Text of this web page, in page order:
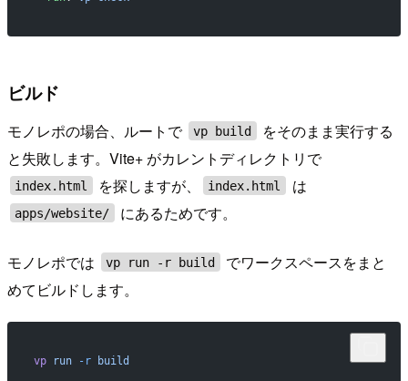
ビルド
モノレポの場合、ルートで vp build
をそのまま実行する
と失敗します。Vite+ がカレントディレクトリで
index.html を探しますが、 index.html は
apps/website/ にあるためです。
モノレポでは vp run -r build
でワークスペースをまと
めてビルドします。
vp run -r build